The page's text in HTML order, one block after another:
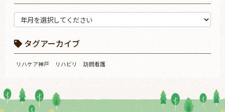
タグアーカイブ
リハケア神戸 リハビリ 訪問看護